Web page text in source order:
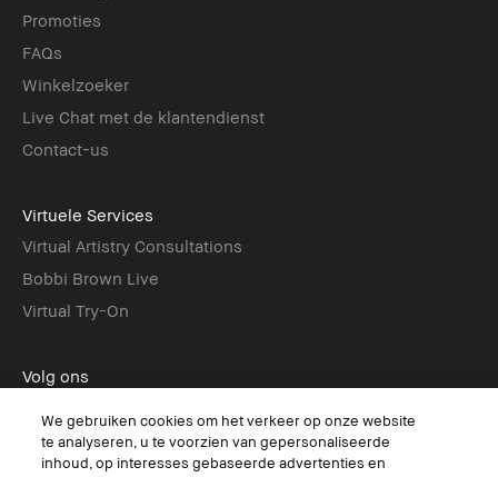
Promoties
FAQs
Winkelzoeker
Live Chat met de klantendienst
Contact-us
Virtuele Services
Virtual Artistry Consultations
Bobbi Brown Live
Virtual Try-On
Volg ons
We gebruiken cookies om het verkeer op onze website
te analyseren, u te voorzien van gepersonaliseerde
inhoud, op interesses gebaseerde advertenties en